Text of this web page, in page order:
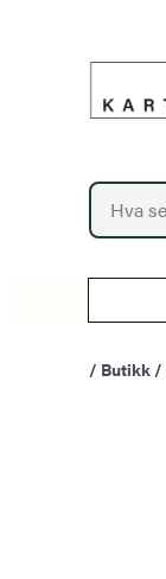
P
o
u
t
s
s/ Butikk /